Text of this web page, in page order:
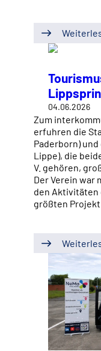
04.06.2026
Zum
erfuhren die
Paderborn)
Lippe), die
V. gehören,
Der Verein war
den Aktivitäten
größten Projekt